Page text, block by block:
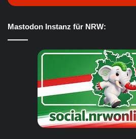
Mastodon Instanz für NRW: